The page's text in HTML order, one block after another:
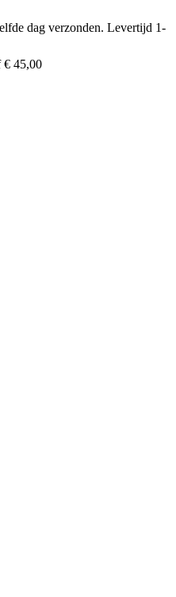
dag verzonden. Levertijd 1-
€ 45,00